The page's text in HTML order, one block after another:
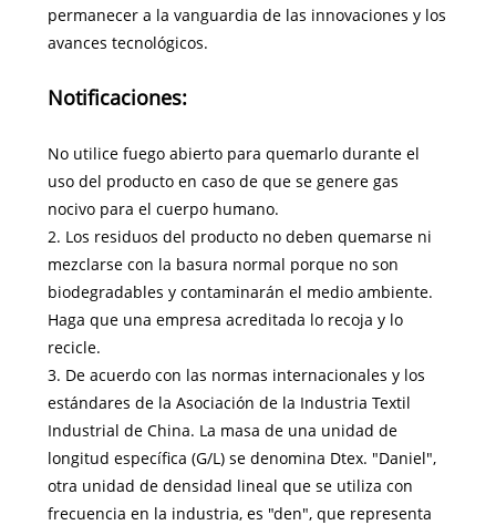
permanecer a la vanguardia de las innovaciones y los
avances tecnológicos.
Notificaciones:
No utilice fuego abierto para quemarlo durante el
uso del producto en caso de que se genere gas
nocivo para el cuerpo humano.
2. Los residuos del producto no deben quemarse ni
mezclarse con la basura normal porque no son
biodegradables y contaminarán el medio ambiente.
Haga que una empresa acreditada lo recoja y lo
recicle.
3. De acuerdo con las normas internacionales y los
estándares de la Asociación de la Industria Textil
Industrial de China. La masa de una unidad de
longitud específica (G/L) se denomina Dtex. "Daniel",
otra unidad de densidad lineal que se utiliza con
frecuencia en la industria, es "den", que representa